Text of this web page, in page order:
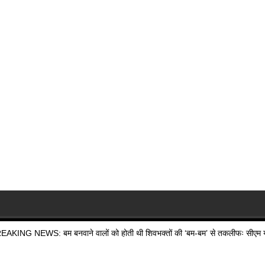
NEWS: बम बनवाने वालों को होती थी शिवभक्तों की ‘बम-बम’ से तकलीफः सीएम